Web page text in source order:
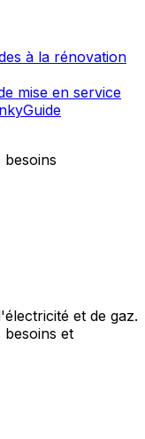
à la rénovation
mise en service
Guide
et de gaz.
et